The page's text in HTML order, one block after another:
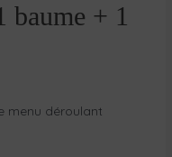
baume + 1
menu déroulant